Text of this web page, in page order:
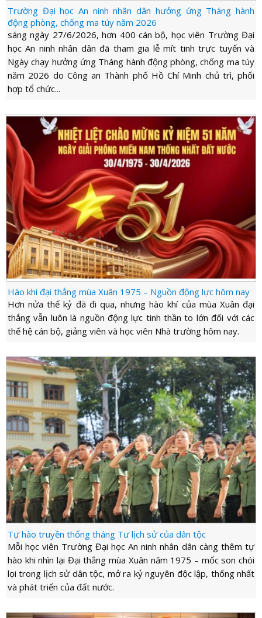
Trường Đại học An ninh nhân dân hưởng ứng Tháng hành
động phòng, chống ma túy năm 2026
sáng ngày 27/6/2026, hơn 400 cán bộ, học viên Trường Đại
học An ninh nhân dân đã tham gia lễ mít tinh trực tuyến và
Ngày chạy hưởng ứng Tháng hành động phòng, chống ma túy
năm 2026 do Công an Thành phố Hồ Chí Minh chủ trì, phối
hợp tổ chức...
Hào khí đại thắng mùa Xuân 1975 – Nguồn động lực hôm nay
Hơn nửa thế kỷ đã đi qua, nhưng hào khí của mùa Xuân đại
thắng vẫn luôn là nguồn động lực tinh thần to lớn đối với các
thế hệ cán bộ, giảng viên và học viên Nhà trường hôm nay.
Tự hào truyền thống tháng Tư lịch sử của dân tộc
Mỗi học viên Trường Đại học An ninh nhân dân càng thêm tự
hào khi nhìn lại Đại thắng mùa Xuân năm 1975 – mốc son chói
lọi trong lịch sử dân tộc, mở ra kỷ nguyên độc lập, thống nhất
và phát triển của đất nước.